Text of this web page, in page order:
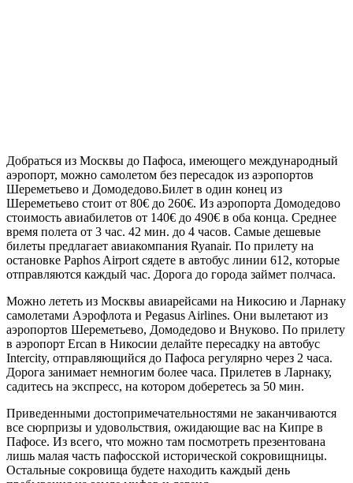
Добраться из Москвы до Пафоса, имеющего международный
аэропорт, можно самолетом без пересадок из аэропортов
Шереметьево и Домодедово.Билет в один конец из
Шереметьево стоит от 80€ до 260€. Из аэропорта Домодедово
стоимость авиабилетов от 140€ до 490€ в оба конца. Среднее
время полета от 3 час. 42 мин. до 4 часов. Самые дешевые
билеты предлагает авиакомпания Ryanair. По прилету на
остановке Paphos Airport сядете в автобус линии 612, которые
отправляются каждый час. Дорога до города займет полчаса.
Можно лететь из Москвы авиарейсами на Никосию и Ларнаку
самолетами Аэрофлота и Pegasus Airlines. Они вылетают из
аэропортов Шереметьево, Домодедово и Внуково. По прилету
в аэропорт Ercan в Никосии делайте пересадку на автобус
Intercity, отправляющийся до Пафоса регулярно через 2 часа.
Дорога занимает немногим более часа. Прилетев в Ларнаку,
садитесь на экспресс, на котором доберетесь за 50 мин.
Приведенными достопримечательностями не заканчиваются
все сюрпризы и удовольствия, ожидающие вас на Кипре в
Пафосе. Из всего, что можно там посмотреть презентована
лишь малая часть пафосской исторической сокровищницы.
Остальные сокровища будете находить каждый день